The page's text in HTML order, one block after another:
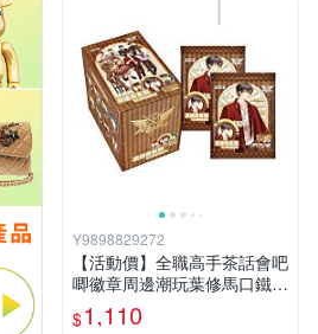
Y9898829272
【活動價】全職高手茶話會吧
唧徽章周邊潮玩葉修馬口鐵盲
袋燙金籤胸針
$1,110